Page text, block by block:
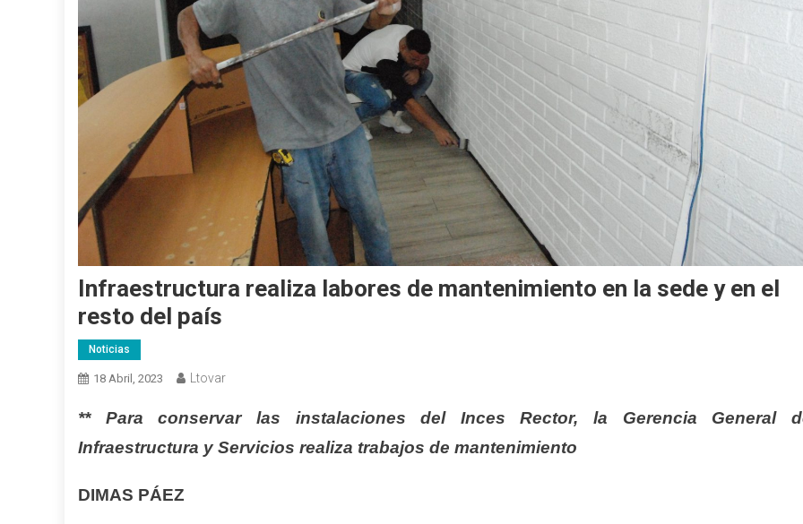
Infraestructura realiza labores de mantenimiento en la sede y en el
resto del país
Noticias
18 Abril, 2023 Ltovar
** Para conservar las instalaciones del Inces Rector, la Gerencia General
Infraestructura y Servicios realiza trabajos de mantenimiento
DIMAS PÁEZ